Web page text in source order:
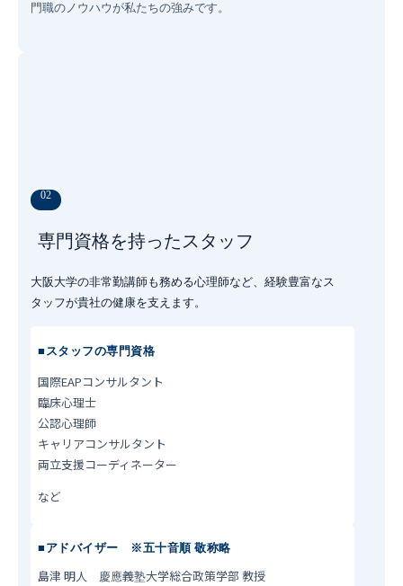
門職のノウハウが私たちの強みです。
02
専門資格を持ったスタッフ
大阪大学の非常勤講師も務める心理師など、経験豊富なス
タッフが貴社の健康を支えます。
■スタッフの専門資格
国際EAPコンサルタント
臨床心理士
公認心理師
キャリアコンサルタント
両立支援コーディネーター
など
■アドバイザー ※五十音順 敬称略
島津 明人 慶應義塾大学総合政策学部 教授